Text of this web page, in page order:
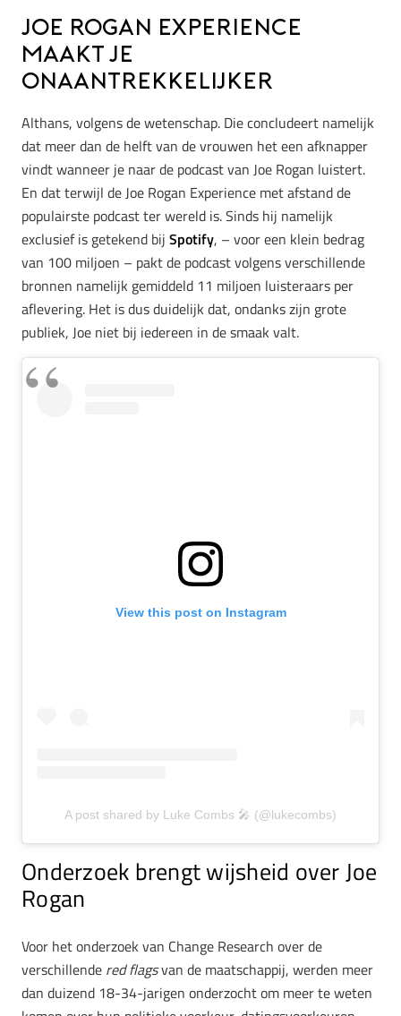
Joe Rogan Experience
maakt je
onaantrekkelijker
Althans, volgens de wetenschap. Die concludeert namelijk
dat meer dan de helft van de vrouwen het een afknapper
vindt wanneer je naar de podcast van Joe Rogan luistert.
En dat terwijl de Joe Rogan Experience met afstand de
populairste podcast ter wereld is. Sinds hij namelijk
exclusief is getekend bij Spotify, – voor een klein bedrag
van 100 miljoen – pakt de podcast volgens verschillende
bronnen namelijk gemiddeld 11 miljoen luisteraars per
aflevering. Het is dus duidelijk dat, ondanks zijn grote
publiek, Joe niet bij iedereen in de smaak valt.
View this post on Instagram
A post shared by Luke Combs 🎤 (@lukecombs)
Onderzoek brengt wijsheid over Joe
Rogan
Voor het onderzoek van Change Research over de
verschillende red flagsvan de maatschappij, werden meer
dan duizend 18-34-jarigen onderzocht om meer te weten